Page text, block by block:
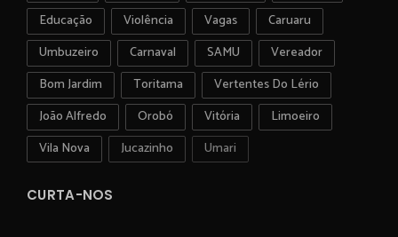
Educação
Violência Vagas
Caruaru
Umbuzeiro
Carnaval SAMU
Vereador
Bom Jardim
Toritama
Vertentes Do Lério
João Alfredo
Orobó Vitória
Limoeiro
Vila Nova
Jucazinho Umari
CURTA-NOS